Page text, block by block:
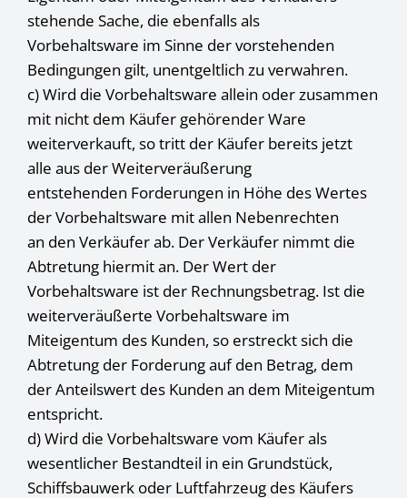
stehende Sache, die ebenfalls als
Vorbehaltsware im Sinne der vorstehenden
Bedingungen gilt, unentgeltlich zu verwahren.
c) Wird die Vorbehaltsware allein oder zusammen
mit nicht dem Käufer gehörender Ware
weiterverkauft, so tritt der Käufer bereits jetzt
alle aus der Weiterveräußerung
entstehenden Forderungen in Höhe des Wertes
der Vorbehaltsware mit allen Nebenrechten
an den Verkäufer ab. Der Verkäufer nimmt die
Abtretung hiermit an. Der Wert der
Vorbehaltsware ist der Rechnungsbetrag. Ist die
weiterveräußerte Vorbehaltsware im
Miteigentum des Kunden, so erstreckt sich die
Abtretung der Forderung auf den Betrag, dem
der Anteilswert des Kunden an dem Miteigentum
entspricht.
d) Wird die Vorbehaltsware vom Käufer als
wesentlicher Bestandteil in ein Grundstück,
Schiffsbauwerk oder Luftfahrzeug des Käufers